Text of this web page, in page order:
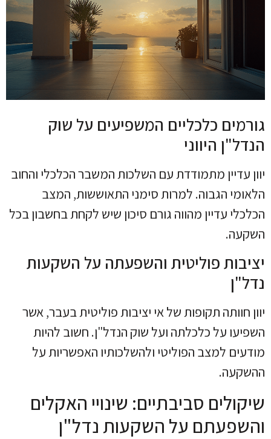
גורמים כלכליים המשפיעים על שוק
הנדל"ן היווני
יוון עדיין מתמודדת עם השלכות המשבר הכלכלי והחוב
הלאומי הגבוה. למרות סימני התאוששות, המצב
הכלכלי עדיין מהווה גורם סיכון שיש לקחת בחשבון בכל
השקעה.
יציבות פוליטית והשפעתה על השקעות
נדל"ן
יוון חוותה תקופות של אי יציבות פוליטית בעבר, אשר
השפיעו על כלכלתה ועל שוק הנדל"ן. חשוב להיות
מודעים למצב הפוליטי ולהשלכותיו האפשריות על
ההשקעה.
שיקולים סביבתיים: שינויי האקלים
והשפעתם על השקעות נדל"ן